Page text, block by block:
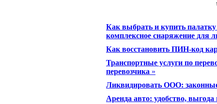
Как выбрать и купить
комплексное снаряжение для
Как восстановить ПИН-код
Транспортные услуги по
перевозчика »
Ликвидировать ООО:
Аренда авто: удобство,